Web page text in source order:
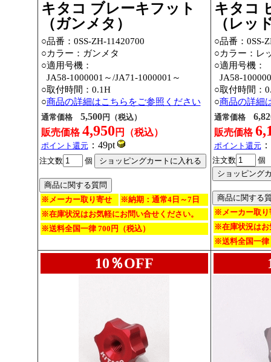
キタコ ブレーキフット
（ガンメタ）
○品番：0SS-ZH-11420700
○カラー：ガンメタ
○適用号機：
JA58-1000001～/JA71-1000001～
○取付時間：0.1H
○商品の詳細はこちらをご参照ください
通常価格 5,500円（税込）
販売価格4,950 円（税込）
ポイント還元：49pt
注文数 個
※メーカー取り寄せ
※納期：通常4日～7日
※在庫状況はお気軽にお問い合せください。
※送料全国一律 700円（税込）
キタコ
（レッ
○品番：0SS-
○カラー：レ
○適用号機：
JA58-
○取付時間：
○商品の詳細
通常価格
販売価格
ポイント還元
注文数 個
※メーカー取り
※在庫状況はお
※送料全国一律
10％OFF